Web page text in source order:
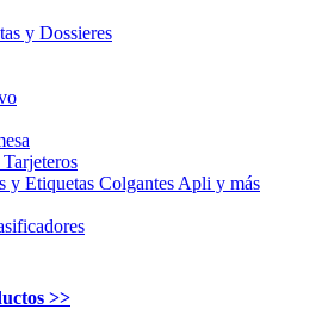
y Dossieres
y Etiquetas Colgantes Apli y más
>>